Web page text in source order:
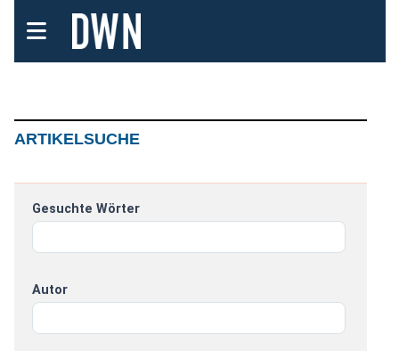
ARTIKELSUCHE
Gesuchte Wörter
Autor